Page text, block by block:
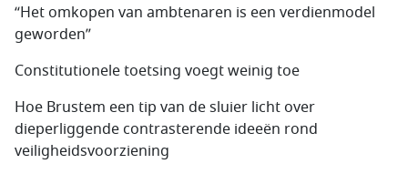
“Het omkopen van ambtenaren is een verdienmodel
geworden”
Constitutionele toetsing voegt weinig toe
Hoe Brustem een tip van de sluier licht over
dieperliggende contrasterende ideeën rond
veiligheidsvoorziening